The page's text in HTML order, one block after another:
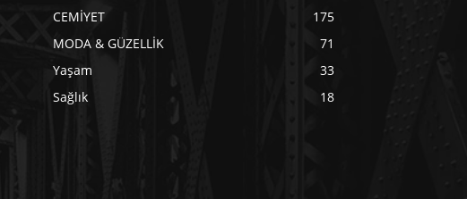
CEMİYET
175
MODA & GÜZELLİK
71
Yaşam
33
Sağlık
18